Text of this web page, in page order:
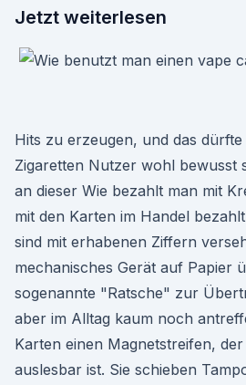
Jetzt weiterlesen
Hits zu erzeugen, und das
Zigaretten Nutzer wohl bewusst
an dieser Wie bezahlt man mit
mit den Karten im Handel
sind mit erhabenen Ziffern
mechanisches Gerät auf Papier
sogenannte "Ratsche" zur
aber im Alltag kaum noch
Karten einen Magnetstreifen,
auslesbar ist. Sie schieben